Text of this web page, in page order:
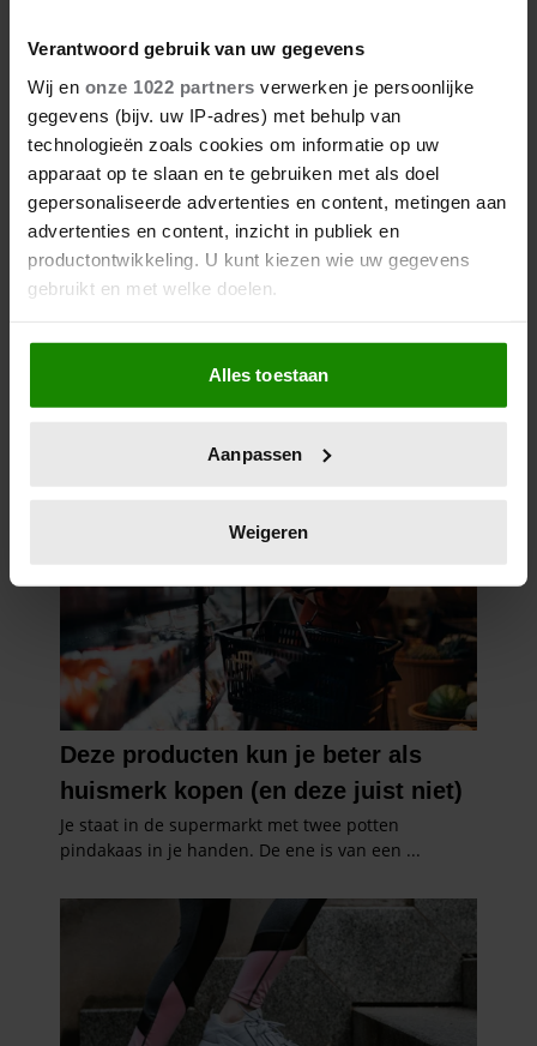
Verantwoord gebruik van uw gegevens
Wij en onze 1022 partners verwerken je persoonlijke
gegevens (bijv. uw IP-adres) met behulp van
technologieën zoals cookies om informatie op uw
apparaat op te slaan en te gebruiken met als doel
gepersonaliseerde advertenties en content, metingen aan
advertenties en content, inzicht in publiek en
productontwikkeling. U kunt kiezen wie uw gegevens
gebruikt en met welke doelen.
Als u het toestaat, willen we ook graag:
Informatie verzamelen over uw geografische
locatie, die tot een paar meter nauwkeurig kan zijn
scannen op specifieke eigenschappen (fingerprinting)
verwerkt en stel uw voorkeuren in het
intrekken in de Cookieverklaring.
We gebruiken cookies om content en advertenties te
personaliseren, om functies voor social media te bieden
en om ons websiteverkeer te analyseren. Ook delen we
informatie over uw gebruik van onze site met onze
partners voor social media, adverteren en analyse. Deze
partners kunnen deze gegevens combineren met andere
informatie die u aan ze heeft verstrekt of die ze hebben
verzameld op basis van uw gebruik van hun services. U
gebruiken.
Alles toestaan
Aanpassen
Weigeren